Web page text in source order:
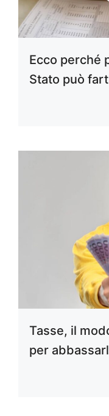
Ecco perché
Stato può
Tasse, il
per